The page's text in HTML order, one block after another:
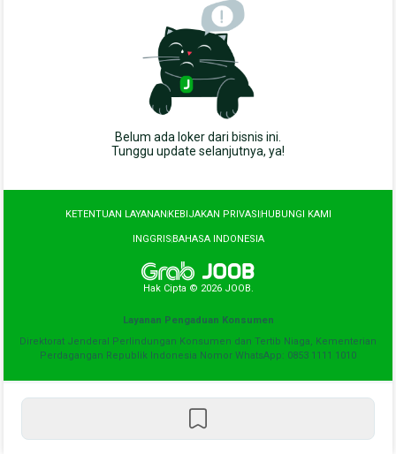
Belum ada loker dari bisnis ini.
Tunggu update selanjutnya, ya!
KETENTUAN LAYANANKEBIJAKAN PRIVASI HUBUNGI KAMI
INGGRISBAHASA INDONESIA
Hak Cipta © 2026 JOOB.
Layanan Pengaduan Konsumen
Direktorat Jenderal Perlindungan Konsumen dan Tertib Niaga, Kementerian
Perdagangan Republik Indonesia Nomor WhatsApp: 0853 1111 1010